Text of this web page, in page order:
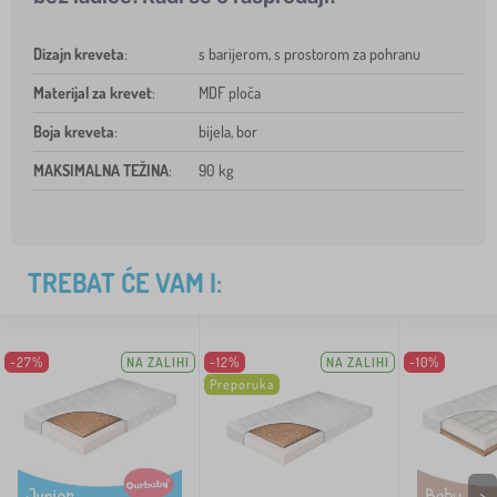
Dizajn kreveta: s barijerom, s prostorom za pohranu
Materijal za krevet: MDF ploča
Boja kreveta: bijela, bor
MAKSIMALNA TEŽINA: 90 kg
TREBAT ĆE VAM I:
-27% NA ZALIHI
-12%
Preporuka
NA ZALIHI -10%